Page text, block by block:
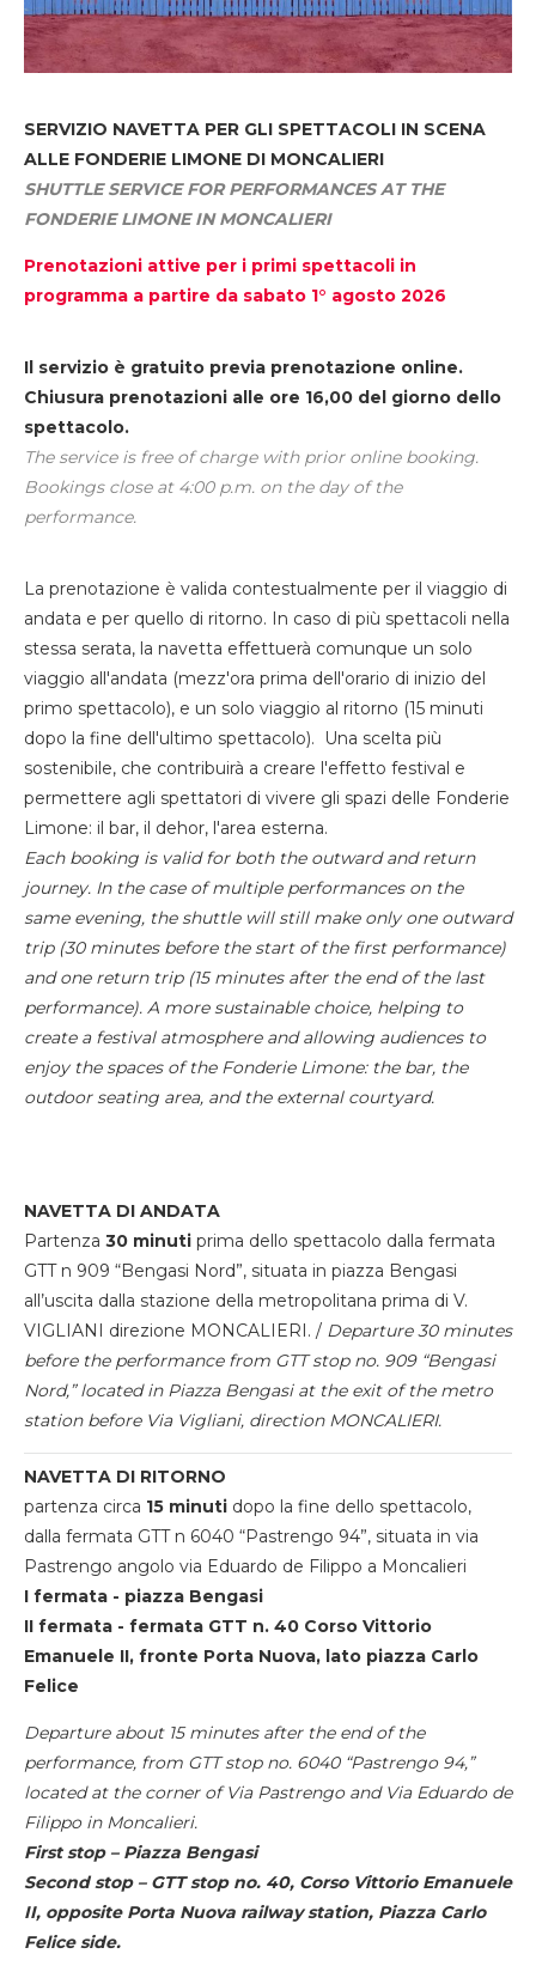
SERVIZIO NAVETTA PER GLI SPETTACOLI IN SCENA
ALLE FONDERIE LIMONE DI MONCALIERI
SHUTTLE SERVICE FOR PERFORMANCES AT THE
FONDERIE LIMONE IN MONCALIERI
Prenotazioni attive per i primi spettacoli in
programma a partire da sabato 1° agosto 2026
Il servizio è gratuito previa prenotazione online.
Chiusura prenotazioni alle ore 16,00 del giorno dello
spettacolo.
The service is free of charge with prior online booking.
Bookings close at 4:00 p.m. on the day of the
performance.
La prenotazione è valida contestualmente per il viaggio di
andata e per quello di ritorno. In caso di più spettacoli nella
stessa serata, la navetta effettuerà comunque un solo
viaggio all'andata (mezz'ora prima dell'orario di inizio del
primo spettacolo), e un solo viaggio al ritorno (15 minuti
dopo la fine dell'ultimo spettacolo). Una scelta più
sostenibile, che contribuirà a creare l'effetto festival e
permettere agli spettatori di vivere gli spazi delle Fonderie
Limone: il bar, il dehor, l'area esterna.
Each booking is valid for both the outward and return
journey. In the case of multiple performances on the
same evening, the shuttle will still make only one outward
trip (30 minutes before the start of the first performance)
and one return trip (15 minutes after the end of the last
performance). A more sustainable choice, helping to
create a festival atmosphere and allowing audiences to
enjoy the spaces of the Fonderie Limone: the bar, the
outdoor seating area, and the external courtyard.
NAVETTA DI ANDATA
Partenza 30 minuti prima dello spettacolo dalla fermata
GTT n 909 “Bengasi Nord”, situata in piazza Bengasi
all’uscita dalla stazione della metropolitana prima di V.
VIGLIANI direzione MONCALIERI. / Departure 30 minutes
before the performance from GTT stop no. 909 “Bengasi
Nord,” located in Piazza Bengasi at the exit of the metro
station before Via Vigliani, direction MONCALIERI.
NAVETTA DI RITORNO
partenza circa 15 minuti dopo la fine dello spettacolo,
dalla fermata GTT n 6040 “Pastrengo 94”, situata in via
Pastrengo angolo via Eduardo de Filippo a Moncalieri
I fermata - piazza Bengasi
II fermata - fermata GTT n. 40 Corso Vittorio
Emanuele II, fronte Porta Nuova, lato piazza Carlo
Felice
Departure about 15 minutes after the end of the
performance, from GTT stop no. 6040 “Pastrengo 94,”
located at the corner of Via Pastrengo and Via Eduardo de
Filippo in Moncalieri.
First stop – Piazza Bengasi
Second stop – GTT stop no. 40, Corso Vittorio Emanuele
II, opposite Porta Nuova railway station, Piazza Carlo
Felice side.